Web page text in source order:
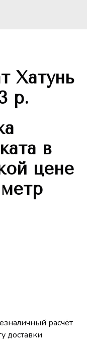
Хатунь
р.
в
цене
расчёт
доставки